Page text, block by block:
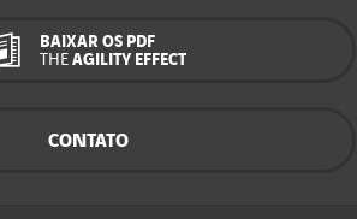
BAIXAR OS PDF
THE AGILITY EFFECT
CONTATO